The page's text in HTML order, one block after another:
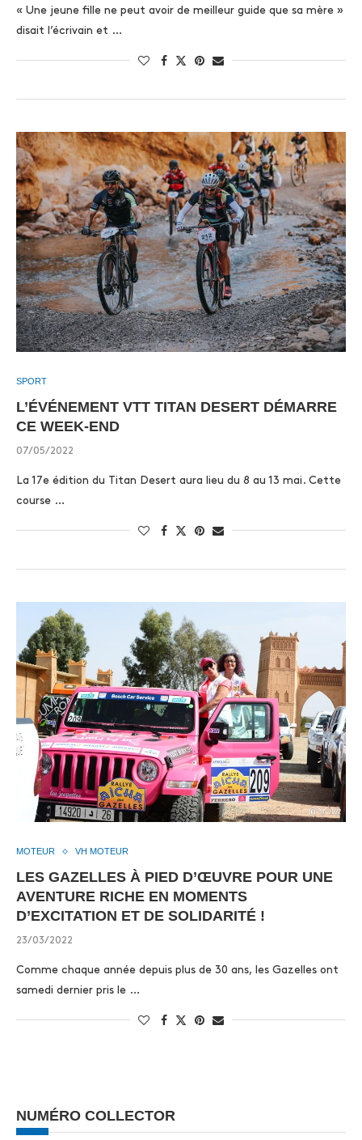
« Une jeune fille ne peut avoir de meilleur guide que sa mère »
disait l’écrivain et …
SPORT
L’ÉVÉNEMENT VTT TITAN DESERT DÉMARRE
CE WEEK-END
07/05/2022
La 17e édition du Titan Desert aura lieu du 8 au 13 mai. Cette
course …
MOTEUR VH MOTEUR
LES GAZELLES À PIED D’ŒUVRE POUR UNE
AVENTURE RICHE EN MOMENTS
D’EXCITATION ET DE SOLIDARITÉ !
23/03/2022
Comme chaque année depuis plus de 30 ans, les Gazelles ont
samedi dernier pris le …
NUMÉRO COLLECTOR